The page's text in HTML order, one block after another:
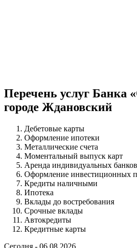
Перечень услуг Банка
городе Ждановский
Дебетовые карты
Оформление ипотеки
Металлические счета
Моментальный выпуск карт
Аренда индивидуальных
Оформление инвестиционных
Кредиты наличными
Ипотека
Вклады до востребования
Срочные вклады
Автокредиты
Кредитные карты
Сегодня - 06.08.2026